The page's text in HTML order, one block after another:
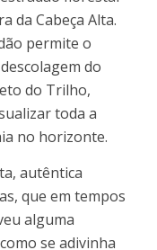
da Cabeça Alta.
permite o
do
do Trilho,
toda a
no horizonte.
autêntica
que em tempos
alguma
se adivinha